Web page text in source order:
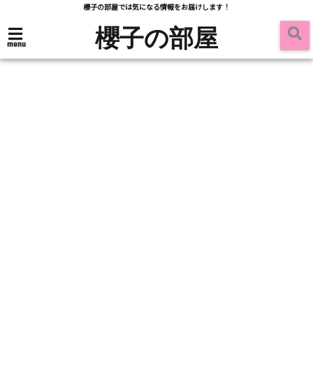
櫻子の部屋では気になる情報をお届けします！
menu 櫻子の部屋